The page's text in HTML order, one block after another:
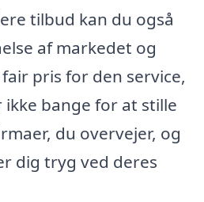
tilbud kan du også
af markedet og
pris for den service,
bange for at stille
du overvejer, og
dig tryg ved deres